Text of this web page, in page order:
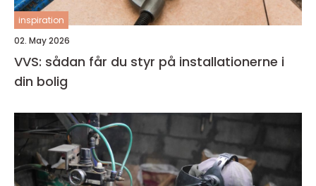
inspiration
02. May 2026
VVS: sådan får du styr på installationerne i
din bolig